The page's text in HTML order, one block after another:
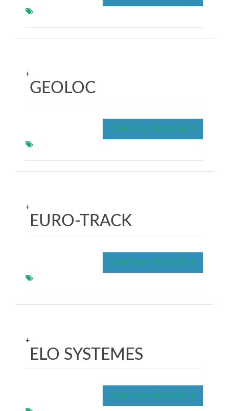
+
GEOLOC
CONTINUE READING
+
EURO-TRACK
CONTINUE READING
+
ELO SYSTEMES
CONTINUE READING